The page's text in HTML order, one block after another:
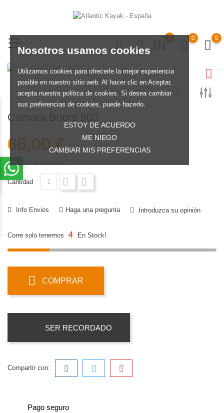
Nosotros usamos cookies
Utilizamos cookies para ofrecerle la mejor experiencia
posible en nuestro sitio web. Al hacer clic en Aceptar,
acepta nuestra política de cookies. Si desea cambiar
sus preferencias de cookies, puede hacerlo.
ESTOY DE ACUERDO
ME NIEGO
CAMBIAR MIS PREFERENCIAS
0
0
0
Camara Boom 600
66,00 €
Impuestos incluidos
Cantidad
Info Envios Haga una pregunta Introduzca su opinión
Corre solo tenemos 4 En Stock!
COMPRAR
SER RECORDADO
Compartir con:
Pago seguro